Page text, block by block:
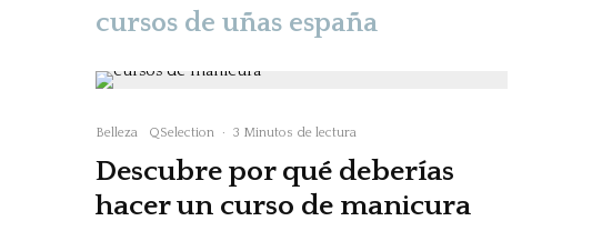
cursos de uñas españa
Belleza QSelection · 3 Minutos de lectura
Descubre por qué deberías
hacer un curso de manicura